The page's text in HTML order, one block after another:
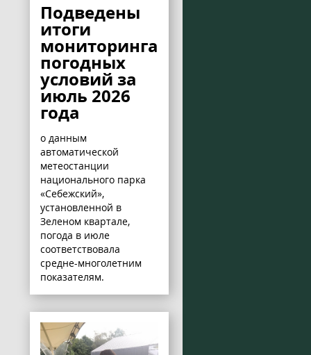
Подведены
итоги
мониторинга
погодных
условий за
июль 2026
года
о данным
автоматической
метеостанции
национального парка
«Себежский»,
установленной в
Зеленом квартале,
погода в июле
соответствовала
средне-многолетним
показателям.